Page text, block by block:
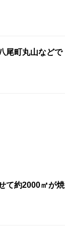
尾町丸山などで
て約2000㎡が焼